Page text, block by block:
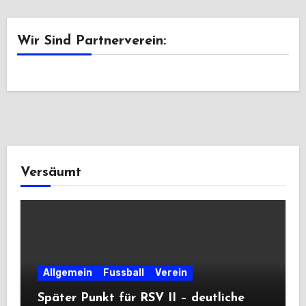
Wir Sind Partnerverein:
Versäumt
Allgemein Fussball Verein
Später Punkt für RSV II – deutliche